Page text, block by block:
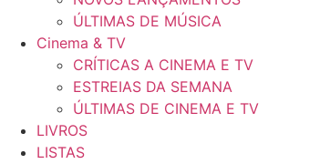
ÚLTIMAS DE MÚSICA
Cinema & TV
CRÍTICAS A CINEMA E TV
ESTREIAS DA SEMANA
ÚLTIMAS DE CINEMA E TV
LIVROS
LISTAS